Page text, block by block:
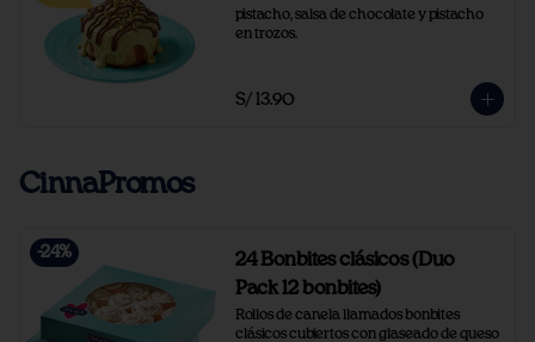
pistacho, salsa de chocolate y pistacho
en trozos.
S/ 13.90
CinnaPromos
-24%
24 Bonbites clásicos (Duo
Pack 12 bonbites)
Rollos de canela llamados bonbites
clásicos cubiertos con glaseado de queso